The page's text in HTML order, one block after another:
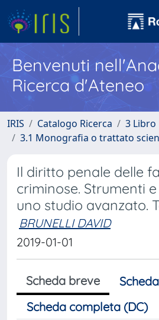
Benvenuti
Ricerca d'Ateneo
IRIS Catalogo Ricerca
3 Libro
3.1 Monografia o trattato
Il diritto penale delle
criminose. Strumenti
uno studio avanzato.
BRUNELLI DAVID
2019-01-01
Scheda breve
Scheda completa (DC)